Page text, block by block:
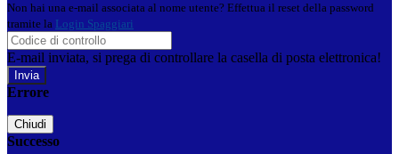
Non hai una e-mail associata al nome utente? Effettua il reset della password
tramite la Login Spaggiari
E-mail inviata, si prega di controllare la casella di posta elettronica!
Errore
Chiudi
Successo